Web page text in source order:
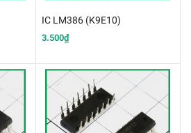
IC LM386 (K9E10)
3.500₫